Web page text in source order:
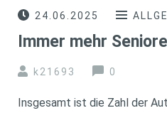
24.06.2025
Immer mehr
k21693 0
Insgesamt ist die Zahl der